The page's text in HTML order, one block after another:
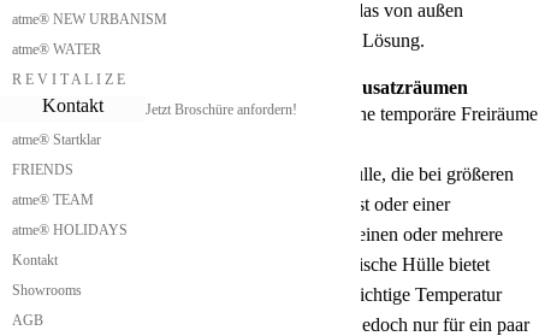
atme® NEW URBANISM
atme® WATER
R E V I T A L I Z E
Kontakt
Jetzt Broschüre anfordern!
atme® Startklar
FRIENDS
atme® TEAM
atme® HOLIDAYS
Kontakt
Showrooms
AGB
jedoch etwas Wohnraum verloren. Deshalb ist das von außen
angestellte zusätzliche Treppenhaus die bessere Lösung.
Musgum mit temporären Freiräumen und Zusatzräumen
Unser Musgum bietet die Möglichkeit zusätzliche temporäre Freiräume
und Zusatzräume bereitzustellen.
Das ermöglichen wir durch eine aufblasbare Hülle, die bei größeren
Platzbedarf wie zum Beispiel einem Familienfest oder einer
Betriebsfeier oder einer großen Festlichkeit für einen oder mehrere
Tage aufgeblasen werden kann. Diese pneumatische Hülle bietet
Schutz vor Regen und Wind und muss auf die richtige Temperatur
gebracht werden. Da diese Lufthülle als Raum jedoch nur für ein paar